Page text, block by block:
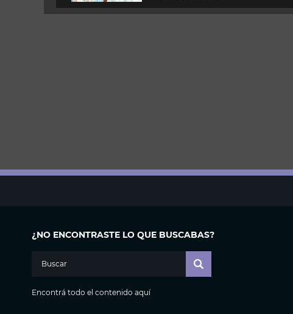
¿NO ENCONTRASTE LO QUE BUSCABAS?
Encontrá todo el contenido aquí